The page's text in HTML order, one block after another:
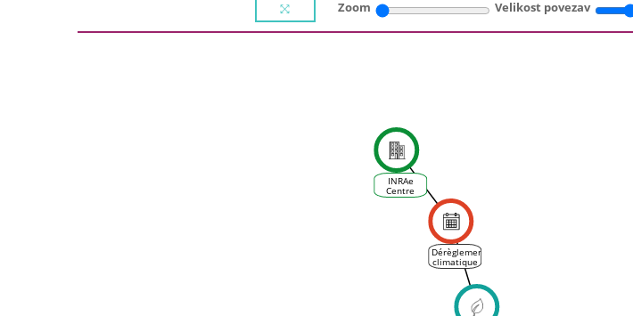
Zoom Velikost povezav
Dérèglement
climatique
: comment
viticulteurs
s'adaptent
au
INRAe
Centre
d'Occitanie